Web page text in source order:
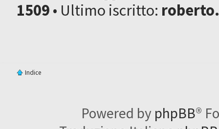
1509• Ultimo iscritto:
Indice
Powered by phpBB®